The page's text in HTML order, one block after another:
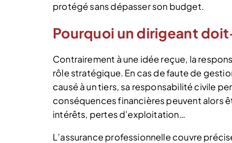
protégé sans dépasser son budget.
Pourquoi un dirigeant
Contrairement à une idée reçue, la
rôle stratégique. En cas de faute de
causé à un tiers, sa responsabilité civile
conséquences financières peuvent alors
intérêts, pertes d’exploitation…
L’assurance professionnelle couvre